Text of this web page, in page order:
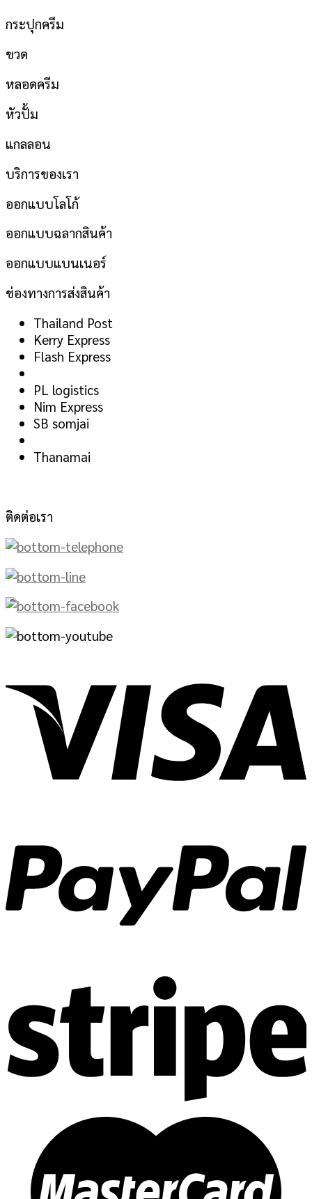
กระปุกครีม
ขวด
หลอดครีม
หัวปั้ม
แกลลอน
บริการของเรา
ออกแบบโลโก้
ออกแบบฉลากสินค้า
ออกแบบแบนเนอร์
ช่องทางการส่งสินค้า
Thailand Post
Kerry Express
Flash Express
PL logistics
Nim Express
SB somjai
Thanamai
ติดต่อเรา